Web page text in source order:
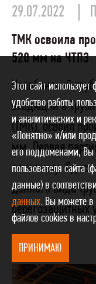
29.07.2022
ТМК освоила
520 мм на ЧТПЗ
Челябинский
входящий в
(ТМК), освоил
мм. Первая
заказчику. Одно
данного вида
берегозащитных
Этот сайт
удобство работы
и аналитических и
«Понятно» и/или
его поддоменами, Вы
пользователя сайта
данные) в
данных. Вы можете в
файлов cookies в
ПРИНИМАЮ